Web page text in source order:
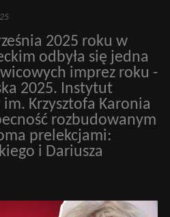
2025 roku w
odbyła się jedna
imprez roku -
2025. Instytut
im. Krzysztofa Karonia
rozbudowanym
prelekcjami:
i Dariusza